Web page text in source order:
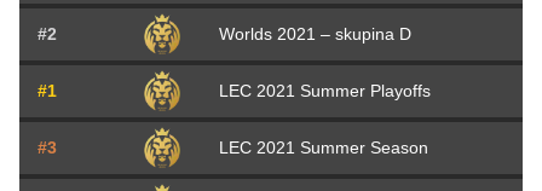
#2 Worlds 2021 – skupina D
#1 LEC 2021 Summer Playoffs
#3 LEC 2021 Summer Season